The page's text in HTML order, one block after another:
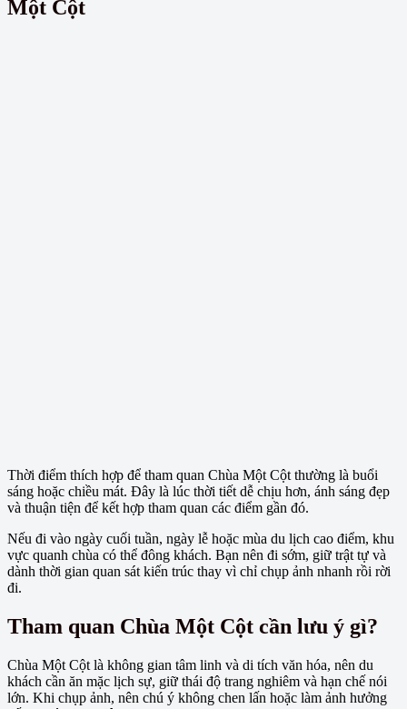
Một Cột
Thời điểm thích hợp để tham quan Chùa Một Cột thường là buổi
sáng hoặc chiều mát. Đây là lúc thời tiết dễ chịu hơn, ánh sáng đẹp
và thuận tiện để kết hợp tham quan các điểm gần đó.
Nếu đi vào ngày cuối tuần, ngày lễ hoặc mùa du lịch cao điểm, khu
vực quanh chùa có thể đông khách. Bạn nên đi sớm, giữ trật tự và
dành thời gian quan sát kiến trúc thay vì chỉ chụp ảnh nhanh rồi rời
đi.
Tham quan Chùa Một Cột cần lưu ý gì?
Chùa Một Cột là không gian tâm linh và di tích văn hóa, nên du
khách cần ăn mặc lịch sự, giữ thái độ trang nghiêm và hạn chế nói
lớn. Khi chụp ảnh, nên chú ý không chen lấn hoặc làm ảnh hưởng